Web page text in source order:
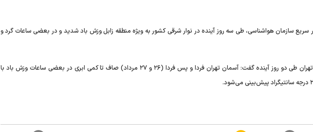
سازمان هواشناسی، طی سه روز آینده در نوار شرقی کشور به ویژه منطقه زابل وزش باد شدید و در بعضی ساعات گرد و
وی در پایان درباره وضعیت جوی تهران طی دو روز آینده گفت: آسمان تهران فردا و پس فردا (۲۶ و ۲۷ مرداد) صاف تا کمی ابری در بعضی ساعات وزش باد با